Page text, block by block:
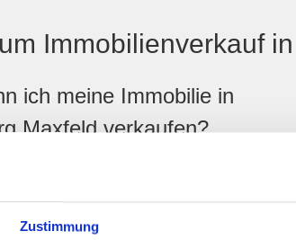
Zustimmung
Immobilienverkauf
ich meine Immobilie in
Maxfeld verkaufen?
Ihre Immobilie in Nürnberg Maxfeld zum Preis
indem Sie Hegerich Immobilien GmbH als Ihr
Immobilienbüro beauftragen. Unsere
Makler kennen den lokalen Markt und